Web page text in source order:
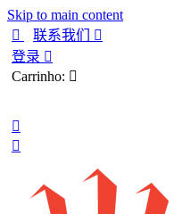
Skip to main content

联系我们

登录 
Carrinho: 

